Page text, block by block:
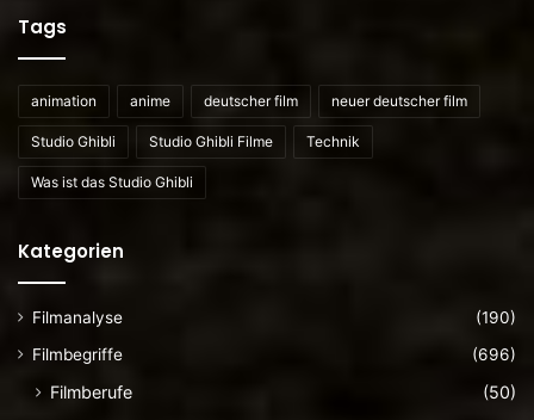
Tags
animation anime deutscher film neuer deutscher film
Studio Ghibli Studio Ghibli Filme Technik
Was ist das Studio Ghibli
Kategorien
Filmanalyse
(190)
Filmbegriffe
(696)
Filmberufe
(50)